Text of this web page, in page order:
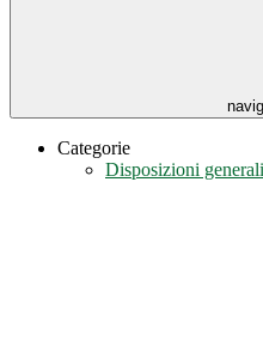
Categorie
Disposizioni generali